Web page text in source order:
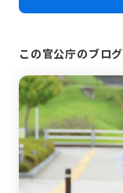
この官公庁のブログ